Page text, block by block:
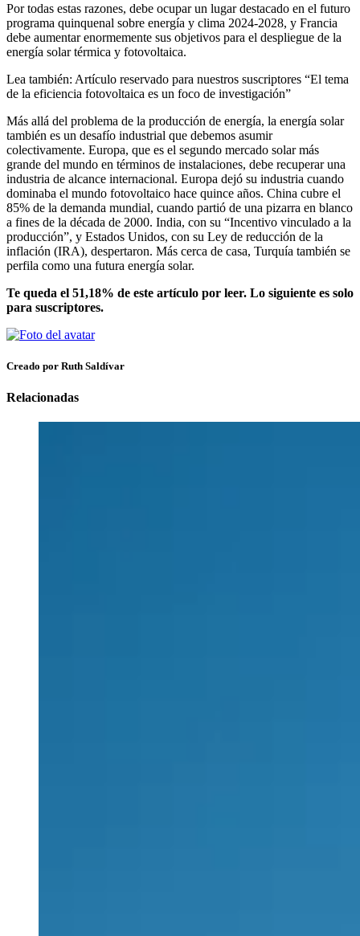
Por todas estas razones, debe ocupar un lugar destacado en el futuro
programa quinquenal sobre energía y clima 2024-2028, y Francia
debe aumentar enormemente sus objetivos para el despliegue de la
energía solar térmica y fotovoltaica.
Lea también: Artículo reservado para nuestros suscriptores “El tema
de la eficiencia fotovoltaica es un foco de investigación”
Más allá del problema de la producción de energía, la energía solar
también es un desafío industrial que debemos asumir
colectivamente. Europa, que es el segundo mercado solar más
grande del mundo en términos de instalaciones, debe recuperar una
industria de alcance internacional. Europa dejó su industria cuando
dominaba el mundo fotovoltaico hace quince años. China cubre el
85% de la demanda mundial, cuando partió de una pizarra en blanco
a fines de la década de 2000. India, con su “Incentivo vinculado a la
producción”, y Estados Unidos, con su Ley de reducción de la
inflación (IRA), despertaron. Más cerca de casa, Turquía también se
perfila como una futura energía solar.
Te queda el 51,18% de este artículo por leer. Lo siguiente es solo
para suscriptores.
Creado por Ruth Saldívar
Relacionadas